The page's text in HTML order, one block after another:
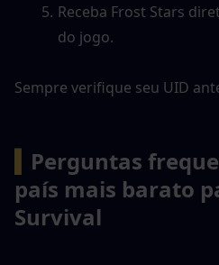
Receba Frost Stars
do jogo.
Sempre verifique seu UID
Perguntas
país mais barato
Survival